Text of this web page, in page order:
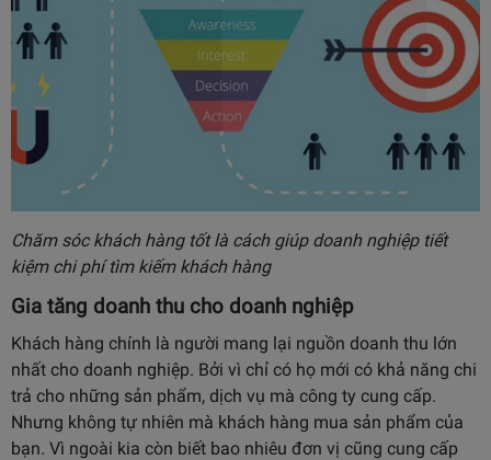
Chăm sóc khách hàng tốt là cách giúp doanh nghiệp tiết
kiệm chi phí tìm kiếm khách hàng
Gia tăng doanh thu cho doanh nghiệp
Khách hàng chính là người mang lại nguồn doanh thu lớn
nhất cho doanh nghiệp. Bởi vì chỉ có họ mới có khả năng chi
trả cho những sản phẩm, dịch vụ mà công ty cung cấp.
Nhưng không tự nhiên mà khách hàng mua sản phẩm của
bạn. Vì ngoài kia còn biết bao nhiêu đơn vị cũng cung cấp